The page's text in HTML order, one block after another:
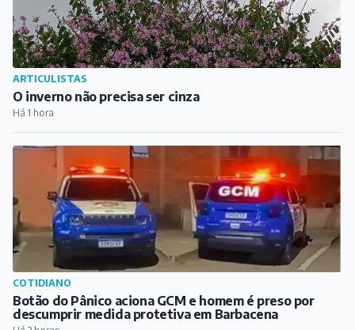
ARTICULISTAS
O inverno não precisa ser cinza
Há 1 hora
COTIDIANO
Botão do Pânico aciona GCM e homem é preso por
descumprir medida protetiva em Barbacena